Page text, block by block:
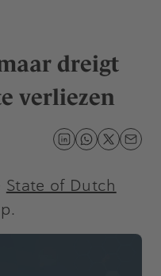
dreigt
verliezen
State of Dutch